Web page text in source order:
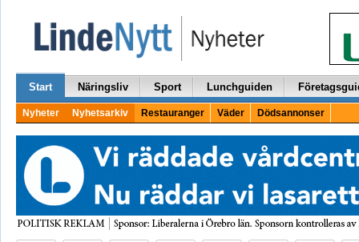
Start Näringsliv Sport Lunchguiden
Nyheter Nyhetsarkiv Restauranger Väder Dödsannonser